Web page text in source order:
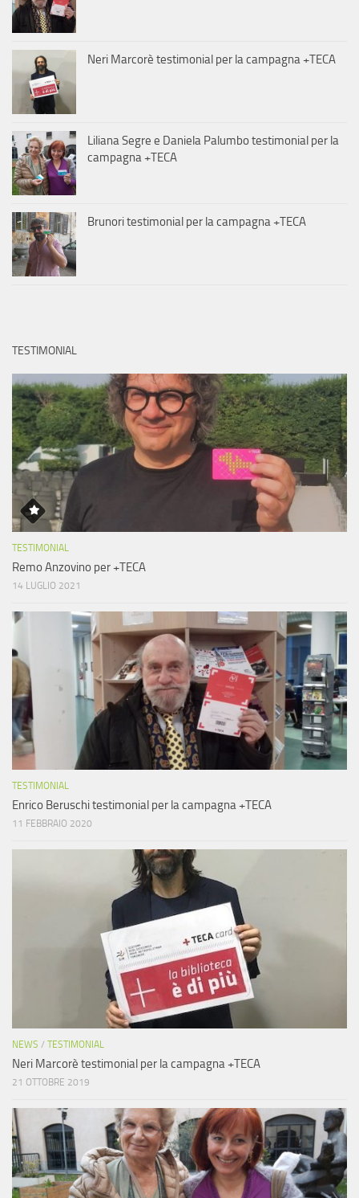
Neri Marcorè testimonial per la campagna +TECA
Liliana Segre e Daniela Palumbo testimonial per la
campagna +TECA
Brunori testimonial per la campagna +TECA
TESTIMONIAL
TESTIMONIAL
Remo Anzovino per +TECA
14 LUGLIO 2021
TESTIMONIAL
Enrico Beruschi testimonial per la campagna +TECA
11 FEBBRAIO 2020
NEWS / TESTIMONIAL
Neri Marcorè testimonial per la campagna +TECA
21 OTTOBRE 2019